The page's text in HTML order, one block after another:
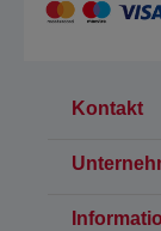
Kontakt